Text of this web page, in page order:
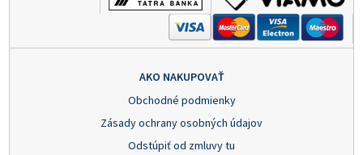
AKO NAKUPOVAŤ
Obchodné podmienky
Zásady ochrany osobných údajov
Odstúpiť od zmluvy tu